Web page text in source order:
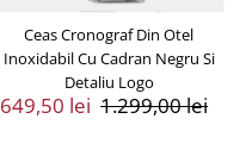
Ceas Cronograf Din Otel
Inoxidabil Cu Cadran Negru Si
Detaliu Logo
Preț
649,50 lei Preț
1.299,00 lei